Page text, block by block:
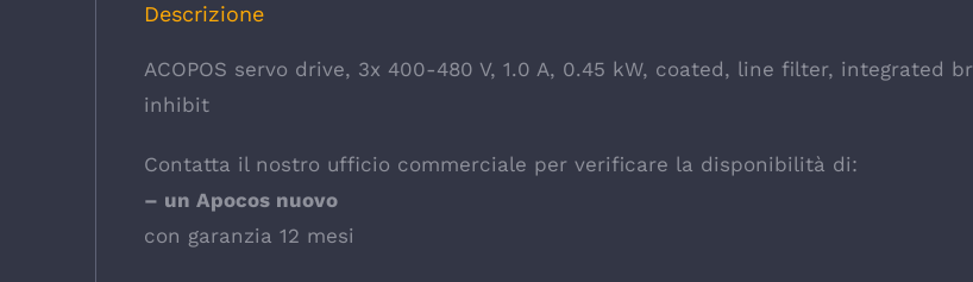
Descrizione
ACOPOS servo drive, 3x 400-480 V, 1.0 A, 0.45 kW, coated, line filter, integrated
inhibit
Contatta il nostro ufficio commerciale per verificare la disponibilità di:
– un Apocos nuovo
con garanzia 12 mesi